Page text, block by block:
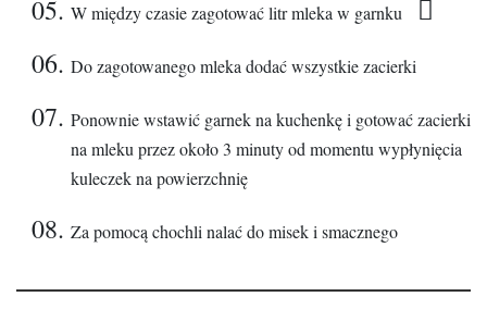
W między czasie zagotować litr mleka w garnku
Do zagotowanego mleka dodać wszystkie zacierki
Ponownie wstawić garnek na kuchenkę i gotować zacierki
na mleku przez około 3 minuty od momentu wypłynięcia
kuleczek na powierzchnię
Za pomocą chochli nalać do misek i smacznego